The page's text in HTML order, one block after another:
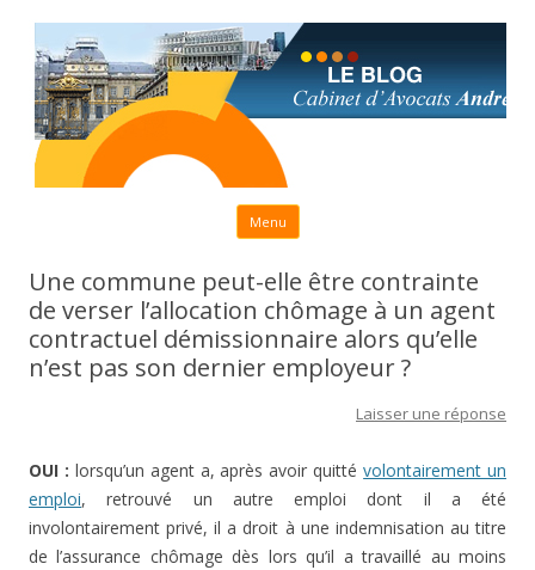
Menu Aller au contenu principal
Une commune peut-elle être contrainte
de verser l’allocation chômage à un agent
contractuel démissionnaire alors qu’elle
n’est pas son dernier employeur ?
Laisser une réponse
OUI : lorsqu’un agent a, après avoir quittévolontairement un
emploi, retrouvé un autre emploi dont il a été
involontairement privé, il a droit à une indemnisation au titre
de l’assurance chômage dès lors qu’il a travaillé au moins